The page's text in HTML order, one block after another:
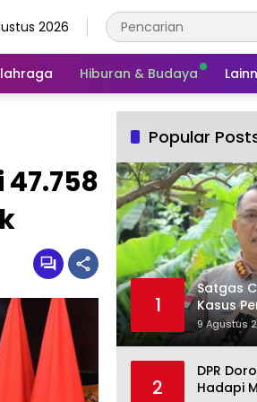
2026
Hiburan & Budaya
Popular
1
Satgas
Kasus
9 Agustus
2
DPR
Hadapi